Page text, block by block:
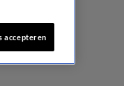
accepteren